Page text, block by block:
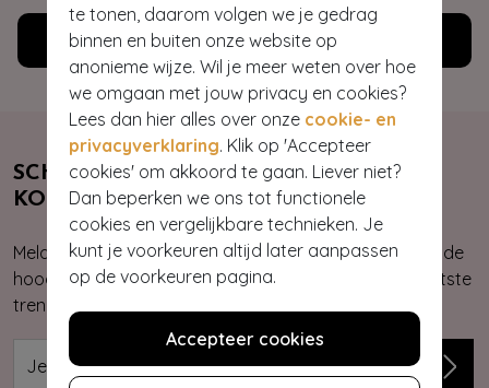
te tonen, daarom volgen we je gedrag
binnen en buiten onze website op
anonieme wijze. Wil je meer weten over hoe
we omgaan met jouw privacy en cookies?
Lees dan hier alles over onze cookie- en
privacyverklaring. Klik op 'Accepteer
cookies' om akkoord te gaan. Liever niet?
Dan beperken we ons tot functionele
cookies en vergelijkbare technieken. Je
kunt je voorkeuren altijd later aanpassen
op de voorkeuren pagina.
Accepteer cookies
Klantenservice
SCHRIJF JE NU IN & ONTVANG 10%
KORTING
Meld je aan voor onze nieuwsbrief. Zo ben je altijd op de
hoogte van onze nieuwste & exclusieve collecties, laatste
trends, kortingsacties en giveaways.